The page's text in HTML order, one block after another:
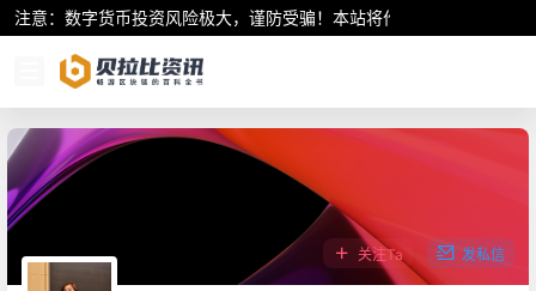
注意：数字货币投资风险极大，谨防受骗！本站将作为行业资讯共享
关注Ta 发私信